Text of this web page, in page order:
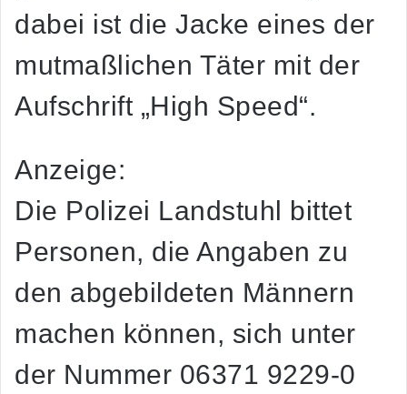
dabei ist die Jacke eines der
mutmaßlichen Täter mit der
Aufschrift „High Speed“.
Anzeige:
Die Polizei Landstuhl bittet
Personen, die Angaben zu
den abgebildeten Männern
machen können, sich unter
der Nummer 06371 9229-0